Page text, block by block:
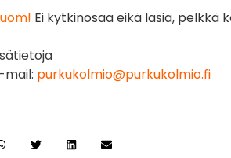
Ei kytkinosaa eikä lasia, pelkkä
mail: purkukolmio@purkukolmio.fi